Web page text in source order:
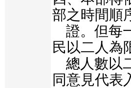
部之時間順
    證。但每一開發案件，各團體或各村（里）居
民以二人為
    總人數以二十人為原則，必要時本部得協調不
同意見代表